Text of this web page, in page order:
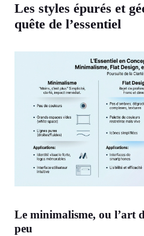
Les styles épurés et
quête de l’essentiel
Le minimalisme, ou l’art
peu